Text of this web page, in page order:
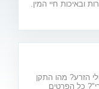
ובאיכות חיי המין.
הזרע? מהו התקן
כל הפרטים